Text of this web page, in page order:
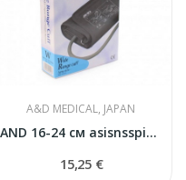
A&D MEDICAL, JAPAN
AND 16-24 см asisnsspiediena mērītāja manšete
15,25 €